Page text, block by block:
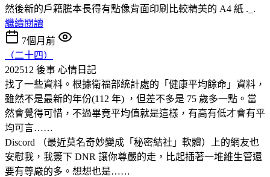
然後新的戶籍騰本長得有點像背面印刷比較精美的 A4 紙 ._.
繼續閱讀
7個月前
（二十四）
202512 後事 心情日記
找了一些資料。根據衛福部統計處的「健康平均餘命」資料，
雖然不是最新的年份(112 年) ，但差不多是 75 歲多一點。當
然會覺得可惜，不過畢竟平均值就是這樣，有高有低才會有平
均可言……
Discord （最近莫名奇妙變成「秘密結社」軟體）上的網友也
安慰我，我簽下 DNR 讓你尊嚴的走，比起插著一堆維生管還
要有尊嚴的多。想想也是……